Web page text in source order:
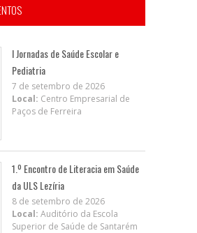
I Jornadas de Saúde Escolar e
Pediatria
7 de setembro de 2026
Local: Centro Empresarial de
Paços de Ferreira
1.º Encontro de Literacia em Saúde
da ULS Lezíria
8 de setembro de 2026
Local: Auditório da Escola
Superior de Saúde de Santarém